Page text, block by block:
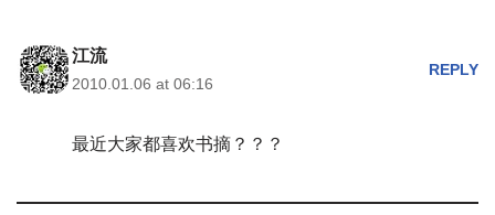
江流
2010.01.06 at 06:16
REPLY
最近大家都喜欢书摘？？？